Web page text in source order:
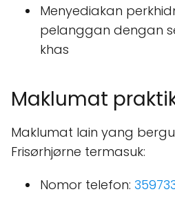
Menyediakan
pelanggan dengan
khas
Maklumat
Maklumat lain yang
Frisørhjørne termasuk:
Nomor telefon: